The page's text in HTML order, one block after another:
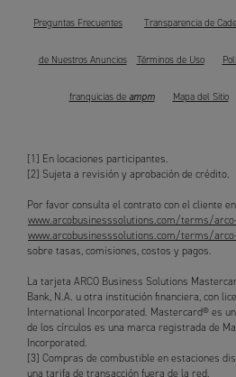
Preguntas Frecuentes Transparencia de
de Nuestros Anuncios Términos de Uso
franquicias de ampm Mapa del Sitio
[1] En locaciones participantes.
[2] Sujeta a revisión y aprobación de crédito.
Por favor consulta el contrato con el cliente en
www.arcobusinesssolutions.com/terms/
www.arcobusinesssolutions.com/terms/
sobre tasas, comisiones, costos y pagos.
La tarjeta ARCO Business Solutions
Bank, N.A. u otra institución financiera, con
International Incorporated. Mastercard® es
de los círculos es una marca registrada de
Incorporated.
[3] Compras de combustible en estaciones
una tarifa de transacción fuera de la red.